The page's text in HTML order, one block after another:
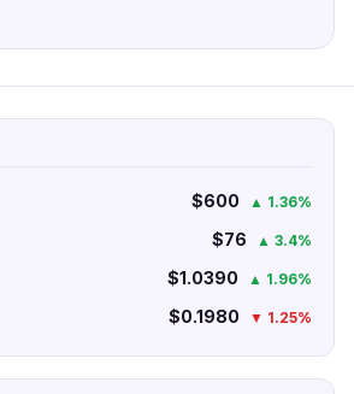
$600 ▲ 1.36%
$76 ▲ 3.4%
$1.0390 ▲ 1.96%
$0.1980 ▼ 1.25%